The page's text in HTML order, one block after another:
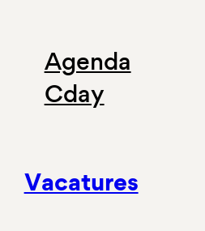
Agenda
Cday
Vacatures